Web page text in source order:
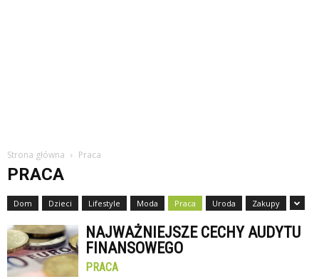
Strona główna Praca
PRACA
Dom Dzieci Lifestyle Moda Praca Uroda Zakupy
NAJWAŻNIEJSZE CECHY AUDYTU
FINANSOWEGO
PRACA